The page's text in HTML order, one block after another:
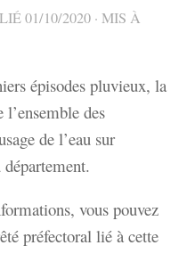
01/10/2020 · MIS À
épisodes pluvieux, la
l’ensemble des
de l’eau sur
vous pouvez
préfectoral lié à cette